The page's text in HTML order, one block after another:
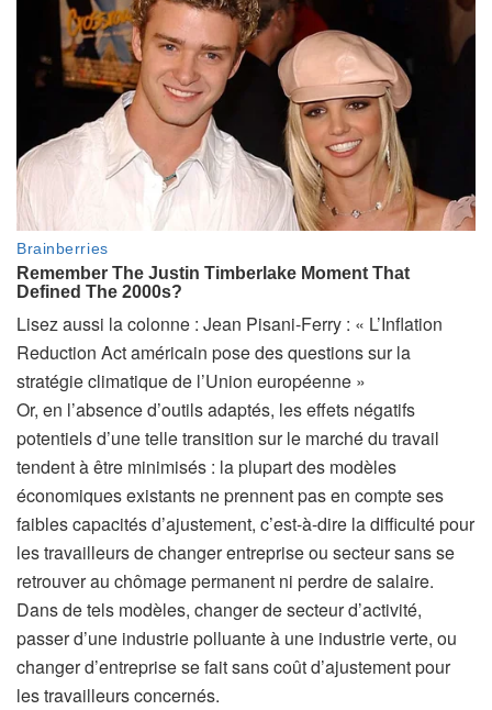
Lisez aussi la colonne : A
r
t
i
c
l
e
r
é
s
e
r
v
é
Jean Pisani-Ferry : « L’Inflation
Reduction Act américain pose des questions sur la
stratégie climatique de l’Union européenne »
Or, en l’absence d’outils adaptés, les effets négatifs
potentiels d’une telle transition sur le marché du travail
tendent à être minimisés : la plupart des modèles
économiques existants ne prennent pas en compte ses
faibles capacités d’ajustement, c’est-à-dire la difficulté pour
les travailleurs de changer entreprise ou secteur sans se
retrouver au chômage permanent ni perdre de salaire.
Dans de tels modèles, changer de secteur d’activité,
passer d’une industrie polluante à une industrie verte, ou
changer d’entreprise se fait sans coût d’ajustement pour
les travailleurs concernés.